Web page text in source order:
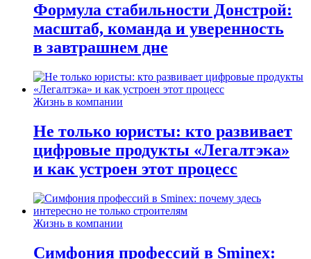
Формула стабильности Донстрой:
масштаб, команда и уверенность
в завтрашнем дне
Жизнь в компании
Не только юристы: кто развивает
цифровые продукты «Легалтэка»
и как устроен этот процесс
Жизнь в компании
Симфония профессий в Sminex: